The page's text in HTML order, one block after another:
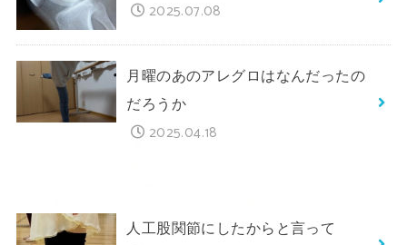
2025.07.08
月曜のあのアレグロはなんだったの
だろうか
2025.04.18
人工股関節にしたからと言って